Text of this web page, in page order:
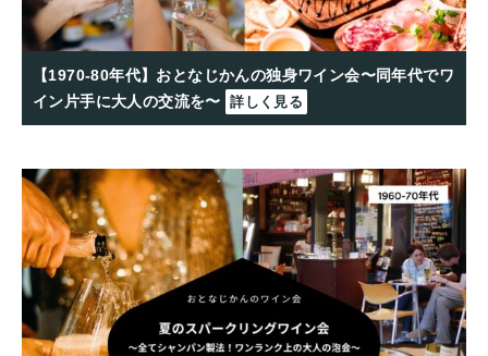
【1970-80年代】おとなじかんの独身ワイン会〜同年代でワ
イン片手に大人の交流を〜
詳しく見る